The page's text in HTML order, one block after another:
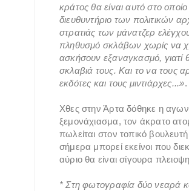
κράτος θα είναι αυτό στο
διευθυντήριο των πολιτικών
στρατιάς των μάνατζερ
πληθυσμό σκλάβων χωρίς να
ασκήσουν εξαναγκασμό, γιατί
σκλαβιά τους. Και το να τους
εκδότες και τους μιντιάρχες...».
Χθες στην Άρτα δόθηκε η
ξεμονάχιασμα, τον άκρατο
πωλείται στον τοπικό
σήμερα μπορεί εκείνοι που
αύριο θα είναι σίγουρα
* Στη φωτογραφία δύο νεαρά